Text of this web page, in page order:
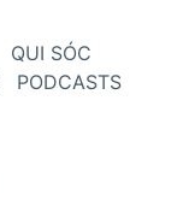
QUI SÓC
PODCASTS